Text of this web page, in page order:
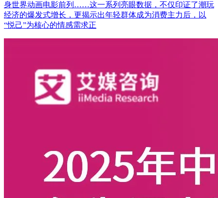
身世界动画电影前列……这一系列亮眼数据，不仅印证了潮玩
经济的爆发式增长，更揭示出年轻群体成为消费主力后，以
“悦己”为核心的情感需求正